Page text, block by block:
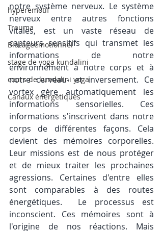
hyperemotif
Trauma
Blocageémotionnel
stage de yoga kundalini
cours de kundalini yoga
Canaux énergétiques
notre système nerveux. Le système
nerveux entre autres fonctions
vitales, est un vaste réseau de
capteurs sensitifs qui transmet les
informations de notre
environnement à notre corps et à
notre cerveau- et inversement. Ce
vortex gère automatiquement les
informations sensorielles. Ces
informations s'inscrivent dans notre
corps de différentes façons. Cela
devient des mémoires corporelles.
Leur missions est de nous protéger
et de mieux traiter les prochaines
agressions. Certaines d'entre elles
sont comparables à des routes
énergétiques.  Le processus est
inconscient. Ces mémoires sont à
l'origine de nos réactions. Mais